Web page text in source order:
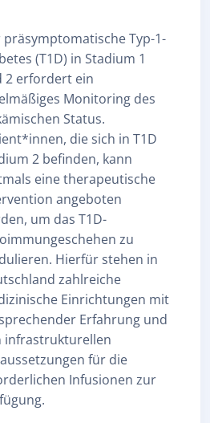
präsymptomatische Typ-1-
(T1D) in Stadium 1
2 erfordert ein
Monitoring des
Status.
die sich in T1D
2 befinden, kann
eine therapeutische
angeboten
um das T1D-
zu
Hierfür stehen in
zahlreiche
Einrichtungen mit
Erfahrung und
infrastrukturellen
für die
Infusionen zur